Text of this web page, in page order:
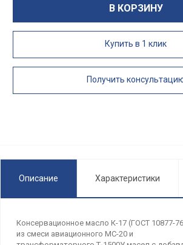
В КОРЗИНУ
Купить в 1 клик
Получить
Описание Характеристики
Консервационное масло К-17 (ГОСТ 10877-
из смеси авиационного МС-20 и